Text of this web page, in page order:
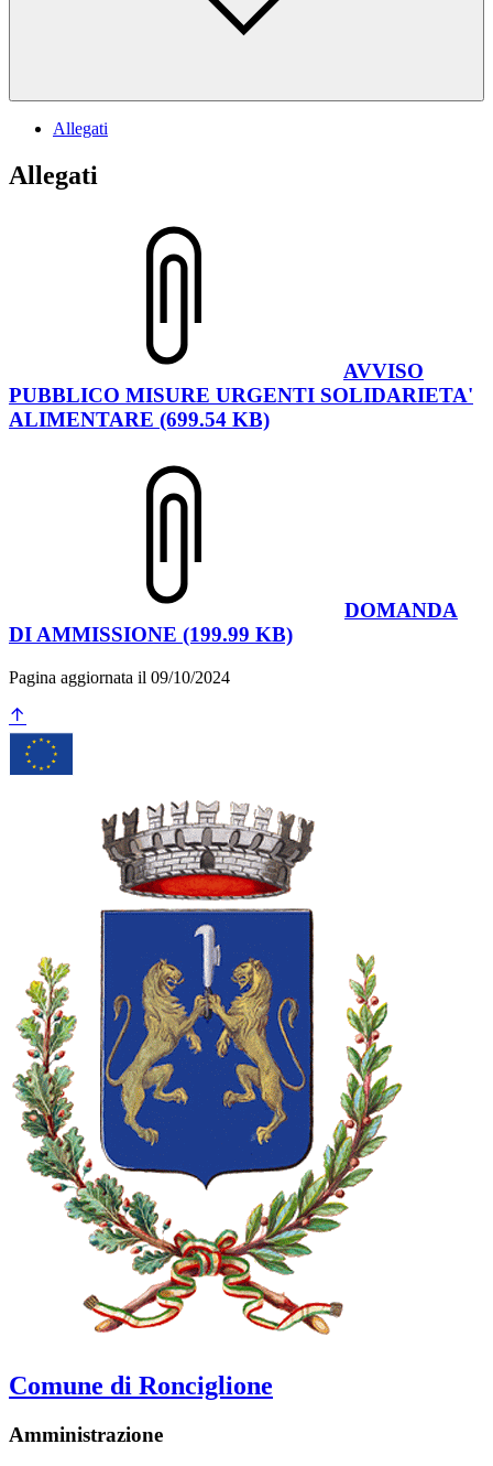
Allegati
Allegati
AVVISO
PUBBLICO MISURE URGENTI SOLIDARIETA'
ALIMENTARE (699.54 KB)
DOMANDA
DI AMMISSIONE (199.99 KB)
Pagina aggiornata il 09/10/2024
Comune di Ronciglione
Amministrazione